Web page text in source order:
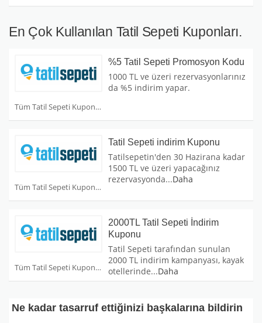
En Çok Kullanılan Tatil Sepeti Kuponları.
Tüm Tatil Sepeti Kuponları
%5 Tatil Sepeti Promosyon Kodu
1000 TL ve üzeri rezervasyonlarınız
da %5 indirim yapar.
Tüm Tatil Sepeti Kuponları
Tatil Sepeti indirim Kuponu
Tatilsepetin'den 30 Hazirana kadar
1500 TL ve üzeri yapacağınız
rezervasyonda...Daha
Tüm Tatil Sepeti Kuponları
2000TL Tatil Sepeti İndirim
Kuponu
Tatil Sepeti tarafından sunulan
2000 TL indirim kampanyası, kayak
otellerinde...Daha
Ne kadar tasarruf ettiğinizi başkalarına bildirin